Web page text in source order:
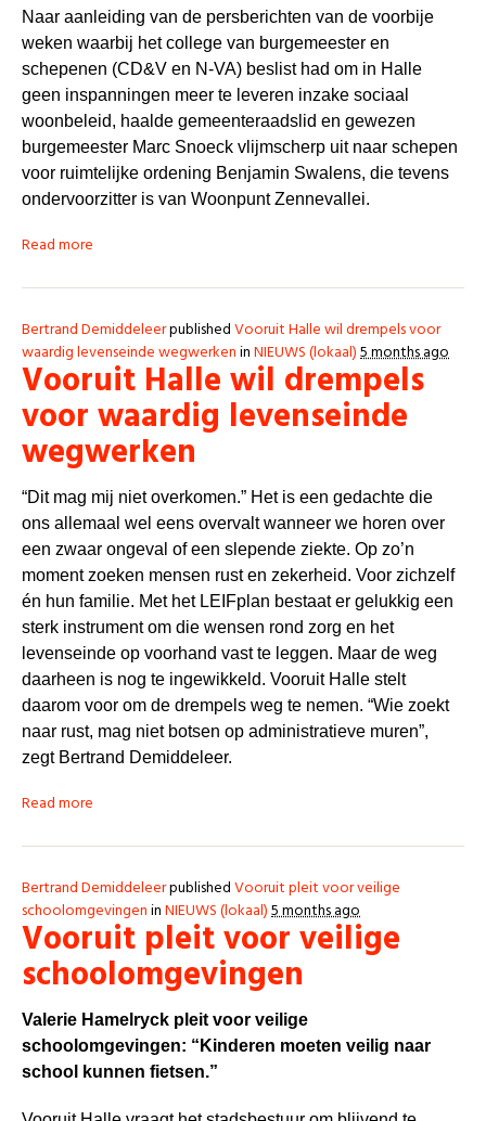
Naar aanleiding van de persberichten van de voorbije
weken waarbij het college van burgemeester en
schepenen (CD&V en N-VA) beslist had om in Halle
geen inspanningen meer te leveren inzake sociaal
woonbeleid, haalde gemeenteraadslid en gewezen
burgemeester Marc Snoeck vlijmscherp uit naar schepen
voor ruimtelijke ordening Benjamin Swalens, die tevens
ondervoorzitter is van Woonpunt Zennevallei.
Read more
Bertrand DemiddeleerpublishedVooruit Halle wil drempels voor
waardig levenseinde wegwerkeninNIEUWS (lokaal)5 months ago
Vooruit Halle wil drempels
voor waardig levenseinde
wegwerken
“Dit mag mij niet overkomen.” Het is een gedachte die
ons allemaal wel eens overvalt wanneer we horen over
een zwaar ongeval of een slepende ziekte. Op zo’n
moment zoeken mensen rust en zekerheid. Voor zichzelf
én hun familie. Met het LEIFplan bestaat er gelukkig een
sterk instrument om die wensen rond zorg en het
levenseinde op voorhand vast te leggen. Maar de weg
daarheen is nog te ingewikkeld. Vooruit Halle stelt
daarom voor om de drempels weg te nemen. “Wie zoekt
naar rust, mag niet botsen op administratieve muren”,
zegt Bertrand Demiddeleer.
Read more
Bertrand DemiddeleerpublishedVooruit pleit voor veilige
schoolomgevingeninNIEUWS (lokaal)5 months ago
Vooruit pleit voor veilige
schoolomgevingen
Valerie Hamelryck pleit voor veilige
schoolomgevingen: “Kinderen moeten veilig naar
school kunnen fietsen.”